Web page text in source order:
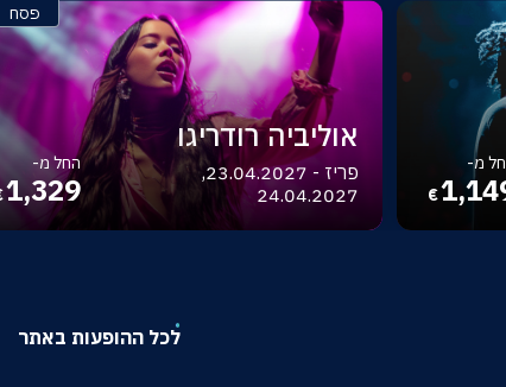
מ-
€
פסח
אוליביה רודריגו
פריז - 23.04.2027,
24.04.2027
החל מ-
1,329
לכל ההופעות באתר